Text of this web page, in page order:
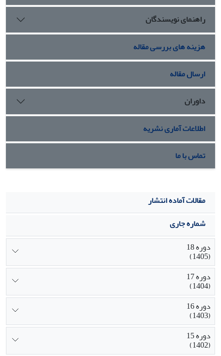
همگی زمینة تحقق راهبردهای فرهنگی را افزایش داده و کاهش
آسیب‌های اجتماعی در بین دانشجویان را امکان‌پذیر می‌سازد.
آسیب‌های اجتماعی دختران دانشجو با آسیب‌های روانی آنان
ارتباط داشته و سیاست‌ها و برنامه‌های فرهنگی مناسب برای آن‌ها
باید تنظیم و اجرا گردد.
راهنمای نویسندگان
هزینه های بررسی مقاله
ارسال مقاله
داوران
اطلاعات آماری نشریه
تماس با ما
مقالات آماده انتشار
شماره جاری
دوره 18
(1405)
دوره 17
(1404)
دوره 16
(1403)
دوره 15
(1402)